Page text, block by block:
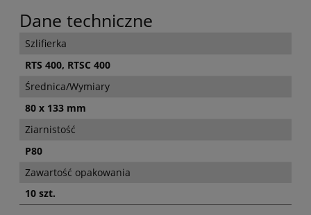
Dane techniczne
Szlifierka
RTS 400, RTSC 400
Średnica/Wymiary
80 x 133 mm
Ziarnistość
P80
Zawartość opakowania
10 szt.